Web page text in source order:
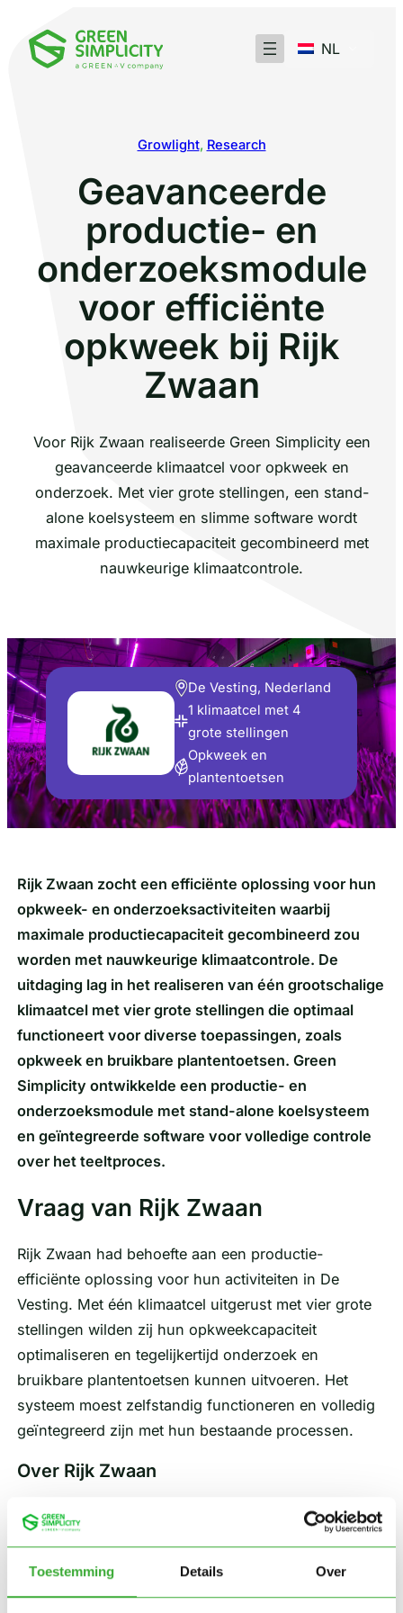
Toestemming Details Over
NL
Growlight, Research
Geavanceerde
productie- en
onderzoeksmodule
voor efficiënte
opkweek bij Rijk
Zwaan
Voor Rijk Zwaan realiseerde Green Simplicity een
geavanceerde klimaatcel voor opkweek en
onderzoek. Met vier grote stellingen, een stand-
alone koelsysteem en slimme software wordt
maximale productiecapaciteit gecombineerd met
nauwkeurige klimaatcontrole.
De Vesting, Nederland
1 klimaatcel met 4
grote stellingen
Opkweek en
plantentoetsen
Rijk Zwaan zocht een efficiënte oplossing voor hun
opkweek- en onderzoeksactiviteiten waarbij
maximale productiecapaciteit gecombineerd zou
worden met nauwkeurige klimaatcontrole. De
uitdaging lag in het realiseren van één grootschalige
klimaatcel met vier grote stellingen die optimaal
functioneert voor diverse toepassingen, zoals
opkweek en bruikbare plantentoetsen. Green
Simplicity ontwikkelde een productie- en
onderzoeksmodule met stand-alone koelsysteem
en geïntegreerde software voor volledige controle
over het teeltproces.
Vraag van Rijk Zwaan
Rijk Zwaan had behoefte aan een productie-
efficiënte oplossing voor hun activiteiten in De
Vesting. Met één klimaatcel uitgerust met vier grote
stellingen wilden zij hun opkweekcapaciteit
optimaliseren en tegelijkertijd onderzoek en
bruikbare plantentoetsen kunnen uitvoeren. Het
systeem moest zelfstandig functioneren en volledig
geïntegreerd zijn met hun bestaande processen.
Over Rijk Zwaan
Rijk Zwaan
is een internationale zaadveredelaar en
wereldmarktleider in de ontwikkeling van
groentezaden. Hun locatie De Vesting speelt een